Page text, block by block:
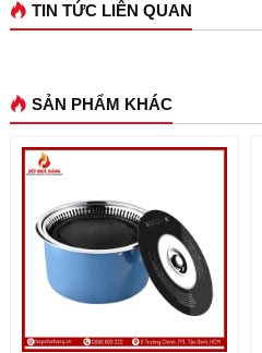
TIN TỨC LIÊN QUAN
SẢN PHẨM KHÁC